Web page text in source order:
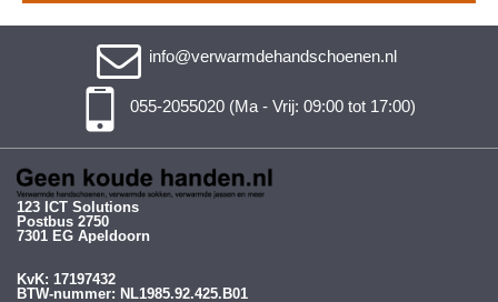
info@verwarmdehandschoenen.nl
055-2055020 (Ma - Vrij: 09:00 tot 17:00)
123 ICT Solutions
Postbus 2750
7301 EG Apeldoorn
KvK: 17197432
BTW-nummer: NL1985.92.425.B01